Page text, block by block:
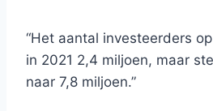
“Het aantal investeerders
in 2021 2,4 miljoen, maar
naar 7,8 miljoen.”